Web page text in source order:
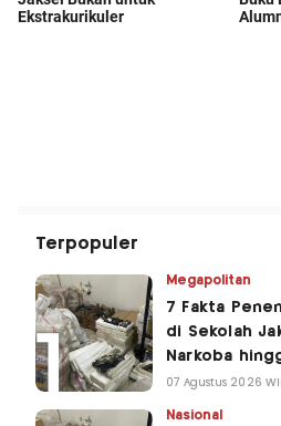
Terpopuler
Megapolitan
7 Fakta
di Sekolah
Narkoba
07 Agustus 2026
Nasional